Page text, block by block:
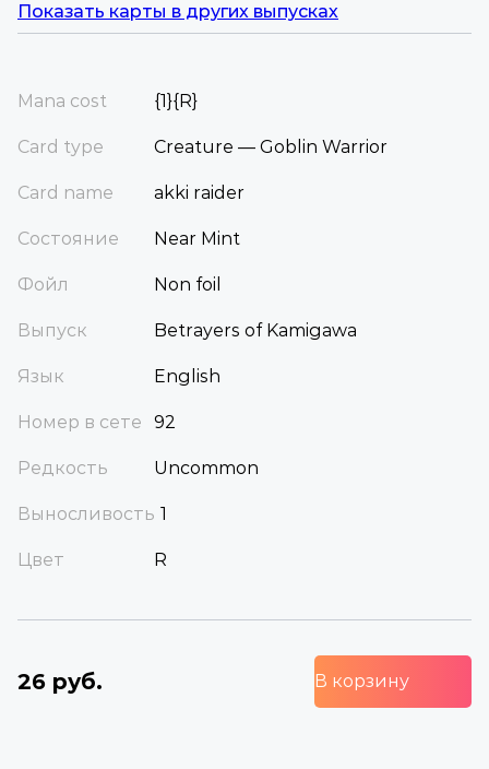
Показать карты в других выпусках
Mana cost {1}{R}
Card type Creature — Goblin Warrior
Card name akki raider
Состояние Near Mint
Фойл Non foil
Выпуск Betrayers of Kamigawa
Язык English
Номер в сете 92
Редкость Uncommon
Выносливость 1
Цвет R
26 руб. В корзину